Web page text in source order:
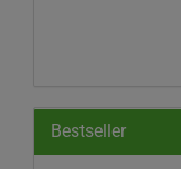
Bestseller